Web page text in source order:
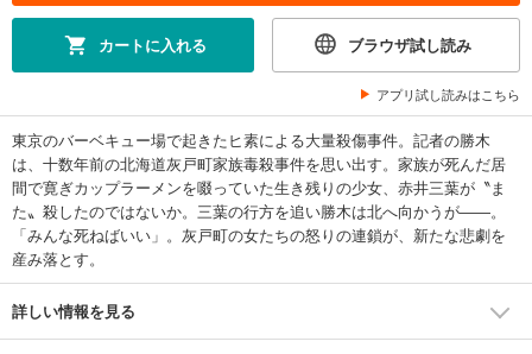
カートに入れる ブラウザ試し読み
アプリ試し読みはこちら
東京のバーベキュー場で起きたヒ素による大量殺傷事件。記者の勝木
は、十数年前の北海道灰戸町家族毒殺事件を思い出す。家族が死んだ居
間で寛ぎカップラーメンを啜っていた生き残りの少女、赤井三葉が〝ま
た〟殺したのではないか。三葉の行方を追い勝木は北へ向かうが――。
「みんな死ねばいい」。灰戸町の女たちの怒りの連鎖が、新たな悲劇を
産み落とす。
詳しい情報を見る